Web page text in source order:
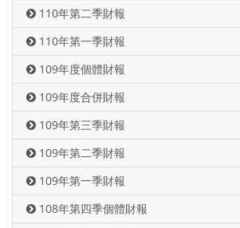
110年第二季財報
110年第一季財報
109年度個體財報
109年度合併財報
109年第三季財報
109年第二季財報
109年第一季財報
108年第四季個體財報